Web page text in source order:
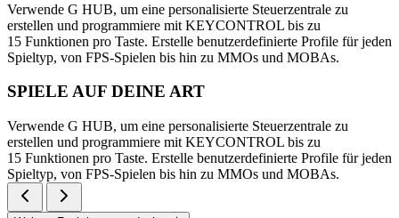
Verwende G HUB, um eine personalisierte Steuerzentrale zu
erstellen und programmiere mit KEYCONTROL bis zu
15 Funktionen pro Taste. Erstelle benutzerdefinierte Profile für jeden
Spieltyp, von FPS-Spielen bis hin zu MMOs und MOBAs.
SPIELE AUF DEINE ART
Verwende G HUB, um eine personalisierte Steuerzentrale zu
erstellen und programmiere mit KEYCONTROL bis zu
15 Funktionen pro Taste. Erstelle benutzerdefinierte Profile für jeden
Spieltyp, von FPS-Spielen bis hin zu MMOs und MOBAs.